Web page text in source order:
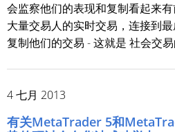
会监察他们的表现和复制看起来
大量交易人的实时交易，连接到
复制他们的交易 - 这就是 社会交易
4 七月 2013
有关MetaTrader 5和